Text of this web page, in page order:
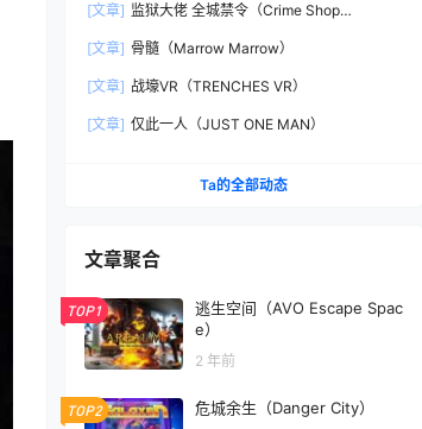
[文章] 监狱大佬 全城禁令（Crime Shop
[文章] 骨髓（Marrow Marrow）
[文章] 战壕VR（TRENCHES VR）
[文章] 仅此一人（JUST ONE MAN）
Ta的全部动态
文章聚合
TOP1
逃生空间（AVO Escape Spac
e）
2 年前
TOP2 危城余生（Danger City）